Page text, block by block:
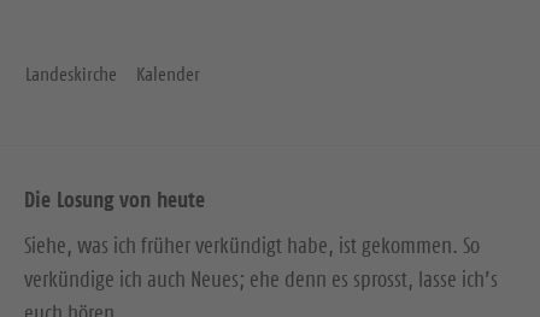
Landeskirche Kalender
Die Losung von heute
Siehe, was ich früher verkündigt habe, ist gekommen. So
verkündige ich auch Neues; ehe denn es sprosst, lasse ich’s